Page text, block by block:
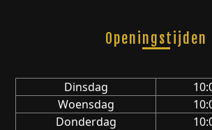
Openingstijden
Dinsdag
Woensdag
Donderdag